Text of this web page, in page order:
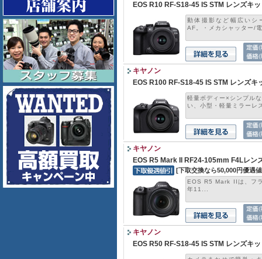
EOS R10 RF-S18-45 IS STM レンズキ
動体撮影など幅広いシ
AF。・メカシャッター/
キヤノン
EOS R100 RF-S18-45 IS STM レンズキ
軽量ボディー×シンプル
い、小型・軽量ミラーレ
キヤノン
EOS R5 Mark II RF24-105mm F4Lレン
[下取交換なら50,000円優遇
EOS R5 Mark IIは、フ
年11...
キヤノン
EOS R50 RF-S18-45 IS STM レンズキ